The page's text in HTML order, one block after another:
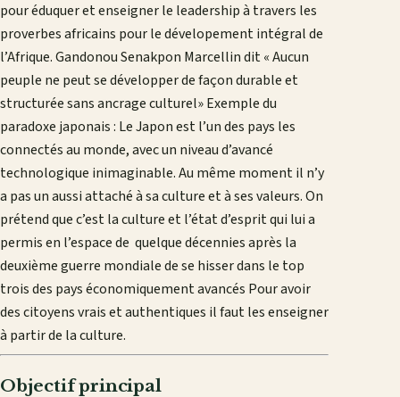
pour éduquer et enseigner le leadership à travers les
proverbes africains pour le dévelopement intégral de
l’Afrique. Gandonou Senakpon Marcellin dit « Aucun
peuple ne peut se développer de façon durable et
structurée sans ancrage culturel» Exemple du
paradoxe japonais : Le Japon est l’un des pays les
connectés au monde, avec un niveau d’avancé
technologique inimaginable. Au même moment il n’y
a pas un aussi attaché à sa culture et à ses valeurs. On
prétend que c’est la culture et l’état d’esprit qui lui a
permis en l’espace de quelque décennies après la
deuxième guerre mondiale de se hisser dans le top
trois des pays économiquement avancés Pour avoir
des citoyens vrais et authentiques il faut les enseigner
à partir de la culture.
Objectif principal